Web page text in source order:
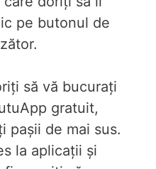
pe butonul de
să vă bucurați
gratuit,
pașii de mai sus.
la aplicații și